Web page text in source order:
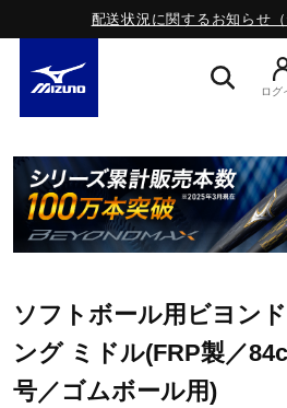
配送状況に関するお知らせ（
スニーカー
ライフスタイルウエア
ランニング
サッカー／フットサル
ログ
ソフトボール用ビヨン
ング ミドル(FRP製／
号／ゴムボール用)